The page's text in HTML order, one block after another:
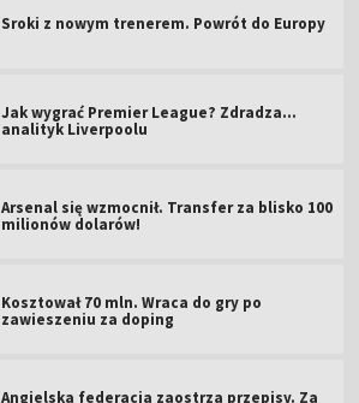
Sroki z nowym trenerem. Powrót do Europy
Jak wygrać Premier League? Zdradza...
analityk Liverpoolu
Arsenal się wzmocnił. Transfer za blisko 100
milionów dolarów!
Kosztował 70 mln. Wraca do gry po
zawieszeniu za doping
Angielska federacja zaostrza przepisy. Za